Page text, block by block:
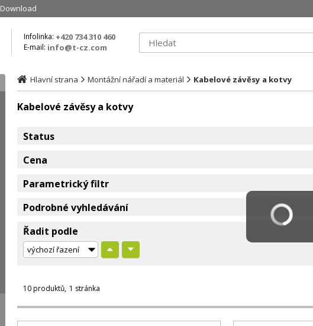
Download
Infolinka: +420 734 310 460
E-mail: info@t-cz.com
Hlavní strana Montážní nářadí a materiál Kabelové závěsy a kotvy
Kabelové závěsy a kotvy
Status
Cena
Parametrický filtr
Podrobné vyhledávání
Řadit podle
10 produktů 1 stránka